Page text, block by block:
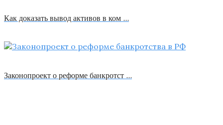
Как доказать вывод активов в ком …
Законопроект о реформе банкротст …